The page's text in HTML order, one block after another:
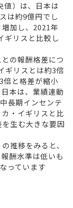
値）は、日本は
は約9億円でし
加し、2021年
ギリスと比較し
の報酬格差につ
ギリスとは約3倍
倍と格差が縮小
本は、業績連動
長期インセンテ
・イギリスと比
生む大きな要因
推移をみると、
酬水準は低いも
っています